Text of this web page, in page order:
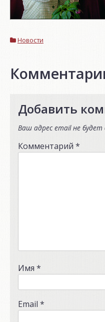
Новости
Добавить
Ваш адрес email не будет
Комментарий *
Имя *
Email *